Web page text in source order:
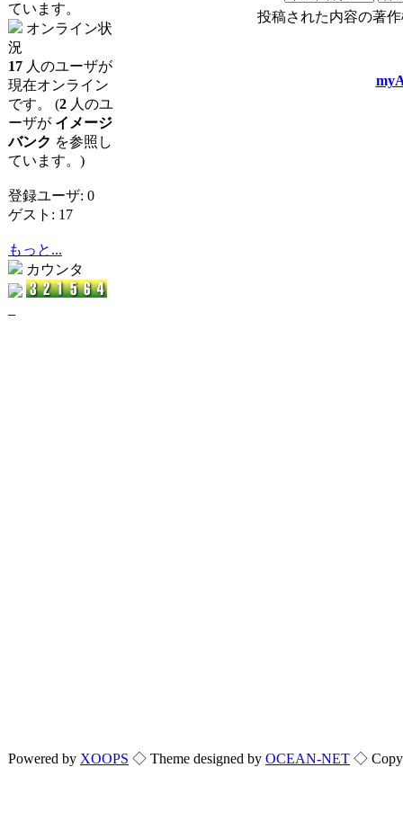
ています。
オンライン状
況
17 人のユーザが
現在オンライン
です。 (2 人のユ
ーザが イメージ
バンク を参照し
ています。)
登録ユーザ: 0
ゲスト: 17
もっと...
カウンタ
投稿された内容の著
Powered by XOOPS ◇ Theme designed by OCEAN-NET ◇